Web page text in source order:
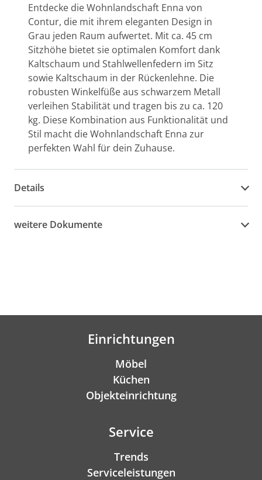
Entdecke die Wohnlandschaft Enna von
Contur, die mit ihrem eleganten Design in
Grau jeden Raum aufwertet. Mit ca. 45 cm
Sitzhöhe bietet sie optimalen Komfort dank
Kaltschaum und Stahlwellenfedern im Sitz
sowie Kaltschaum in der Rückenlehne. Die
robusten Winkelfüße aus schwarzem Metall
verleihen Stabilität und tragen bis zu ca. 120
kg. Diese Kombination aus Funktionalität und
Stil macht die Wohnlandschaft Enna zur
perfekten Wahl für dein Zuhause.
Details
weitere Dokumente
Einrichtungen
Möbel
Küchen
Objekteinrichtung
Service
Trends
Serviceleistungen